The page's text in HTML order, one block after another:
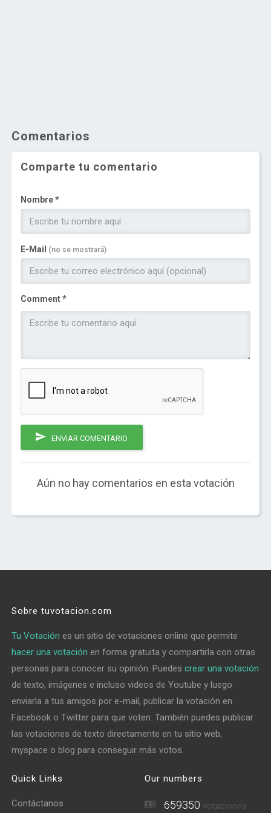
Comentarios
Comparte tu comentario
Nombre *
E-Mail (no se mostrará)
Comment *
ENVIAR COMENTARIO
Aún no hay comentarios en esta votación
Sobre tuvotacion.com
Tu Votación es un sitio de votaciones online que permite
hacer una votación en forma gratuita y compartirla con otras
personas para conocer su opinión. Puedescrear una votación
de texto, imágenes e incluso videos de Youtube y luego
enviarla a tus amigos por e-mail, publicar la votación en
Facebook o Twitter para que voten. También puedes publicar
las votaciones de texto directamente en tu sitio web,
myspace o blog para conseguir más votos.
Quick Links
Contáctanos
Our numbers
659350 votaciones